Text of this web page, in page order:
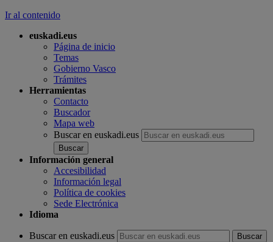
Ir al contenido
euskadi.eus
Página de inicio
Temas
Gobierno Vasco
Trámites
Herramientas
Contacto
Buscador
Mapa web
Buscar en euskadi.eus
Información general
Accesibilidad
Información legal
Política de cookies
Sede Electrónica
Idioma
Buscar en euskadi.eus